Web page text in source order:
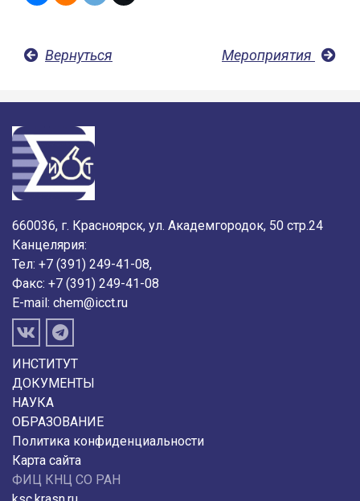
Вернуться Мероприятия
660036, г. Красноярск, ул. Академгородок, 50 стр.24
Канцелярия:
Тел: +7 (391) 249-41-08,
Факс: +7 (391) 249-41-08
E-mail: chem@icct.ru
ИНСТИТУТ
ДОКУМЕНТЫ
НАУКА
ОБРАЗОВАНИЕ
Политика конфиденциальности
Карта сайта
ФИЦ КНЦ СО РАН